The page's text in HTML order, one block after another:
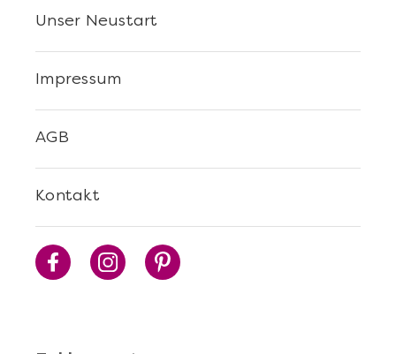
Kontakt
AGB
Impressum
Unser Neustart